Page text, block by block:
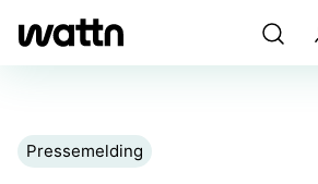
Pressemelding